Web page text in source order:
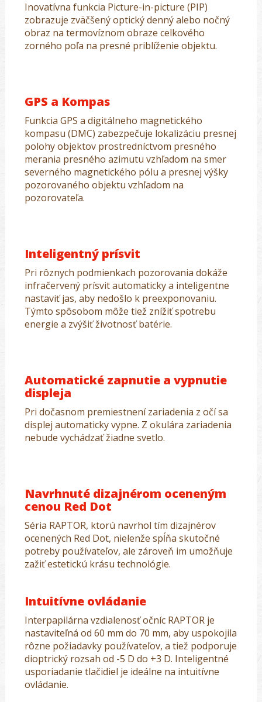
Inovatívna funkcia Picture-in-picture (PIP)
zobrazuje zväčšený optický denný alebo nočný
obraz na termovíznom obraze celkového
zorného poľa na presné priblíženie objektu.
GPS a Kompas
Funkcia GPS a digitálneho magnetického
kompasu (DMC) zabezpečuje lokalizáciu presnej
polohy objektov prostredníctvom presného
merania presného azimutu vzhľadom na smer
severného magnetického pólu a presnej výšky
pozorovaného objektu vzhľadom na
pozorovateľa.
Inteligentný prísvit
Pri rôznych podmienkach pozorovania dokáže
infračervený prísvit automaticky a inteligentne
nastaviť jas, aby nedošlo k preexponovaniu.
Týmto spôsobom môže tiež znížiť spotrebu
energie a zvýšiť životnosť batérie.
Automatické zapnutie a vypnutie
displeja
Pri dočasnom premiestnení zariadenia z očí sa
displej automaticky vypne. Z okulára zariadenia
nebude vychádzať žiadne svetlo.
Navrhnuté dizajnérom oceneným
cenou Red Dot
Séria RAPTOR, ktorú navrhol tím dizajnérov
ocenených Red Dot, nielenže spĺňa skutočné
potreby používateľov, ale zároveň im umožňuje
zažiť estetickú krásu technológie.
Intuitívne ovládanie
Interpapilárna vzdialenosť očníc RAPTOR je
nastaviteľná od 60 mm do 70 mm, aby uspokojila
rôzne požiadavky používateľov, a tiež podporuje
dioptrický rozsah od -5 D do +3 D. Inteligentné
usporiadanie tlačidiel je ideálne na intuitívne
ovládanie.